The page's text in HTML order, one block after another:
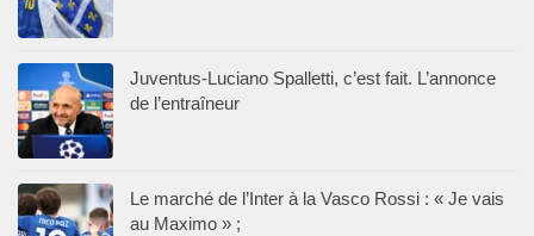
Juventus-Luciano Spalletti, c’est fait. L’annonce
de l’entraîneur
Le marché de l’Inter à la Vasco Rossi : « Je vais
au Maximo » ;